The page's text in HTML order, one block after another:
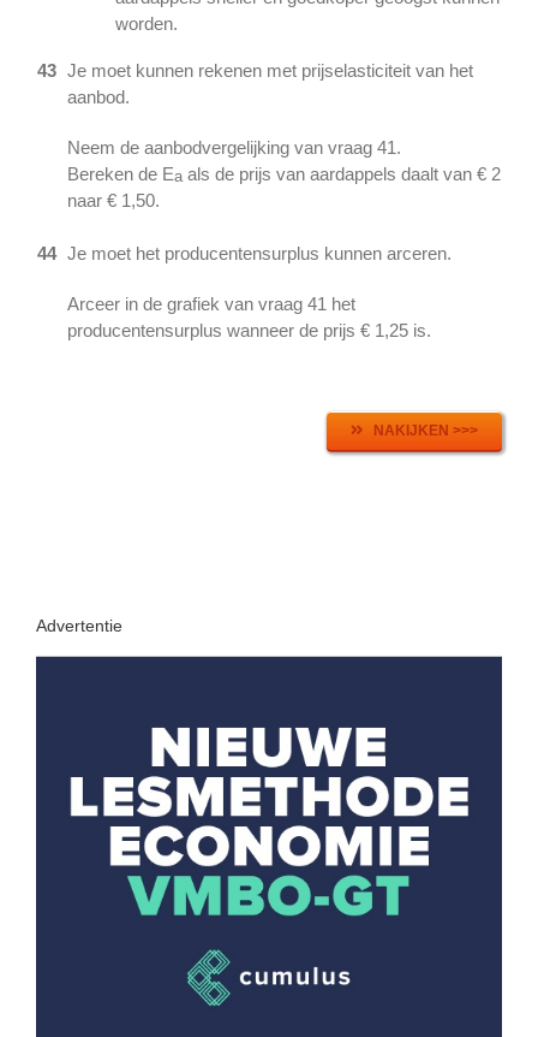
worden.
43 Je moet kunnen rekenen met prijselasticiteit van het
aanbod.
Neem de aanbodvergelijking van vraag 41.
Bereken de Ea als de prijs van aardappels daalt van € 2
naar € 1,50.
44 Je moet het producentensurplus kunnen arceren.
Arceer in de grafiek van vraag 41 het
producentensurplus wanneer de prijs € 1,25 is.
NAKIJKEN >>>
Advertentie